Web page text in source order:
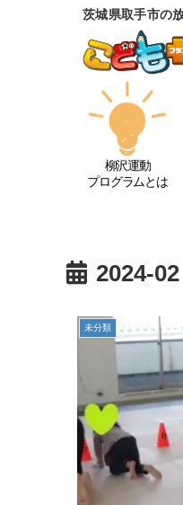
茨城県取手市の
柳沢運動
プログラムとは
2024-02
未分類